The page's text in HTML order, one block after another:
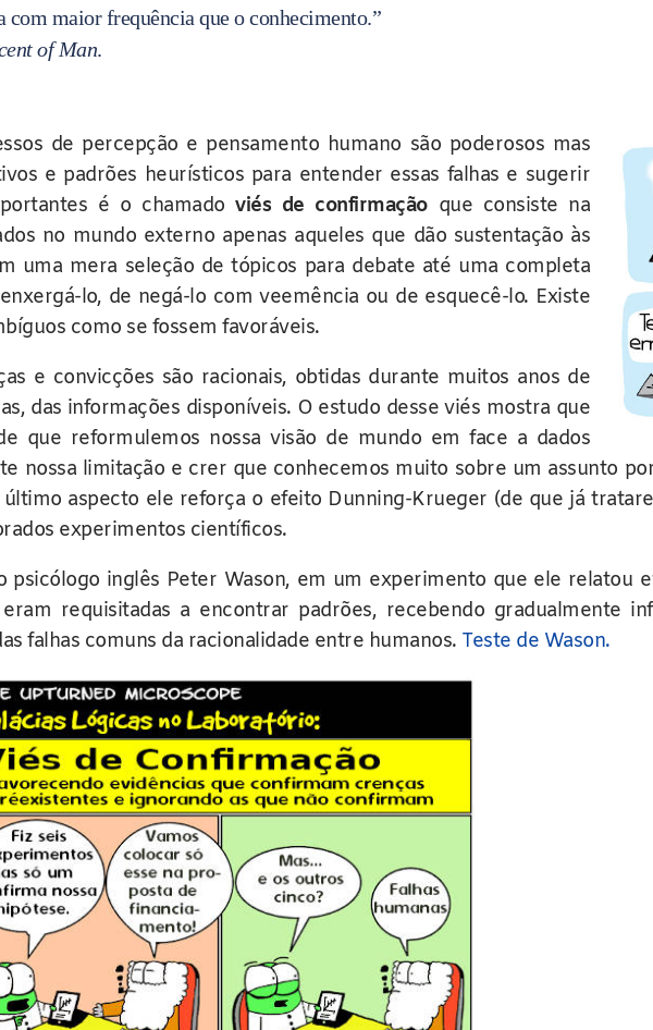
com maior frequência que o conhecimento.”
of Man.
de percepção e pensamento humano são poderosos mas
e padrões heurísticos para entender essas falhas e sugerir
é o chamadoviés de confirmaçãoque consiste na
no mundo externo apenas aqueles que dão sustentação às
uma mera seleção de tópicos para debate até uma completa
lo, de negá-lo com veemência ou de esquecê-lo. Existe
como se fossem favoráveis.
e convicções são racionais, obtidas durante muitos anos de
das informações disponíveis. O estudo desse viés mostra que
que reformulemos nossa visão de mundo em face a dados
nossa limitação e crer que conhecemos muito sobre um assunto
aspecto ele reforça o efeito Dunning-Krueger (de que já
experimentos científicos.
inglês Peter Wason, em um experimento que ele relatou
requisitadas a encontrar padrões, recebendo gradualmente
falhas comuns da racionalidade entre humanos. Teste de Wason.